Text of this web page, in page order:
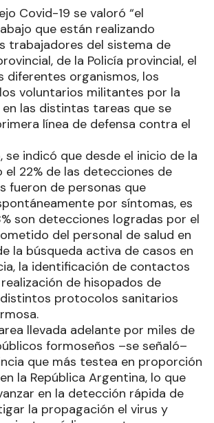
Covid-19 se valoró “el
que están realizando
trabajadores del sistema de
de la Policía provincial, el
diferentes organismos, los
voluntarios militantes por la
en las distintas tareas que se
línea de defensa contra el
se indicó que desde el inicio de la
el 22% de las detecciones de
fueron de personas que
por síntomas, es
son detecciones logradas por el
del personal de salud en
la búsqueda activa de casos en
la identificación de contactos
de hisopados de
protocolos sanitarios
llevada adelante por miles de
formoseños –se señaló–
que más testea en proporción
la República Argentina, lo que
en la detección rápida de
la propagación el virus y